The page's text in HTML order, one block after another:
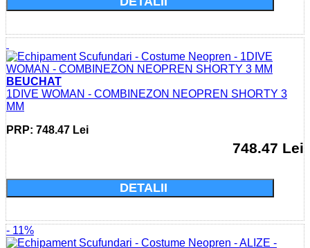
BEUCHAT
1DIVE WOMAN - COMBINEZON NEOPREN SHORTY 3
MM
PRP: 748.47 Lei
748.47 Lei
DETALII
- 11%